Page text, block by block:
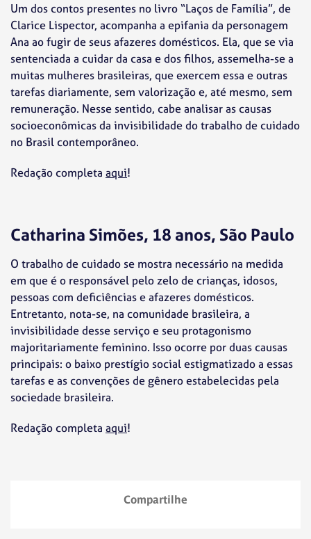
Um dos contos presentes no livro “Laços de Família”, de
Clarice Lispector, acompanha a epifania da personagem
Ana ao fugir de seus afazeres domésticos. Ela, que se via
sentenciada a cuidar da casa e dos filhos, assemelha-se a
muitas mulheres brasileiras, que exercem essa e outras
tarefas diariamente, sem valorização e, até mesmo, sem
remuneração. Nesse sentido, cabe analisar as causas
socioeconômicas da invisibilidade do trabalho de cuidado
no Brasil contemporâneo.
Redação completa aqui!
Catharina Simões, 18 anos, São Paulo
O trabalho de cuidado se mostra necessário na medida
em que é o responsável pelo zelo de crianças, idosos,
pessoas com deficiências e afazeres domésticos.
Entretanto, nota-se, na comunidade brasileira, a
invisibilidade desse serviço e seu protagonismo
majoritariamente feminino. Isso ocorre por duas causas
principais: o baixo prestígio social estigmatizado a essas
tarefas e as convenções de gênero estabelecidas pela
sociedade brasileira.
Redação completa aqui!
Compartilhe